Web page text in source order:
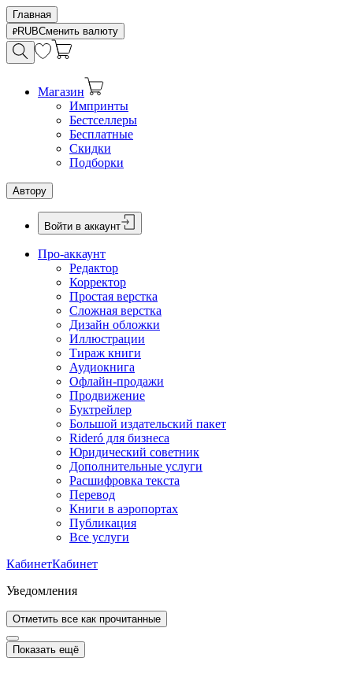
Главная
RUBСменить валюту
Магазин
Импринты
Бестселлеры
Бесплатные
Скидки
Подборки
Автору
Войти в аккаунт
Про-аккаунт
Редактор
Корректор
Простая верстка
Сложная верстка
Дизайн обложки
Иллюстрации
Тираж книги
Аудиокнига
Офлайн-продажи
Продвижение
Буктрейлер
Большой издательский пакет
Rideró для бизнеса
Юридический советник
Дополнительные услуги
Расшифровка текста
Перевод
Книги в аэропортах
Публикация
Все услуги
КабинетКабинет
Уведомления
Отметить все как прочитанные
Показать ещё